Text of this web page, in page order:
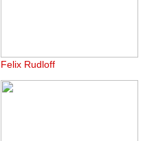
Felix Rudloff